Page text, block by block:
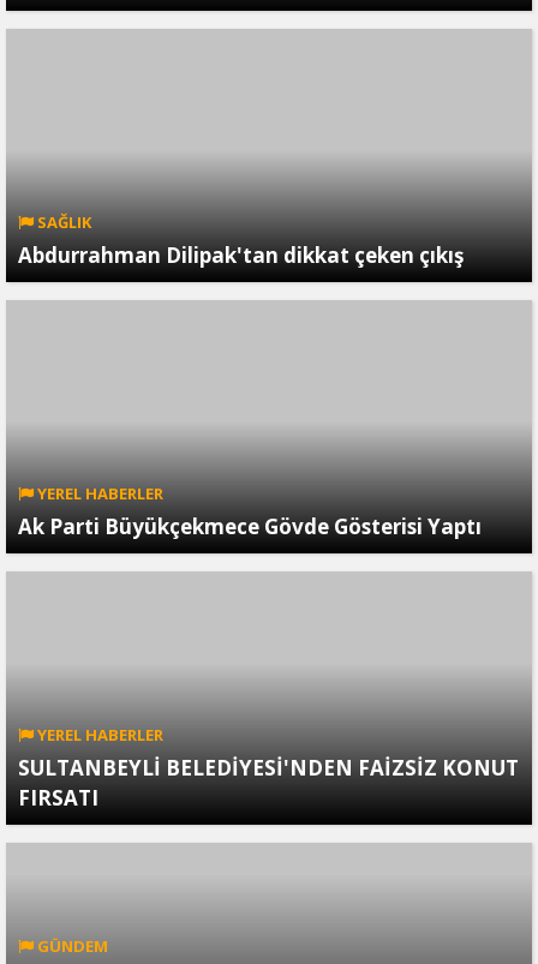
SAĞLIK
Abdurrahman Dilipak'tan dikkat çeken çıkış
YEREL HABERLER
Ak Parti Büyükçekmece Gövde Gösterisi Yaptı
YEREL HABERLER
SULTANBEYLİ BELEDİYESİ'NDEN FAİZSİZ KONUT
FIRSATI
GÜNDEM